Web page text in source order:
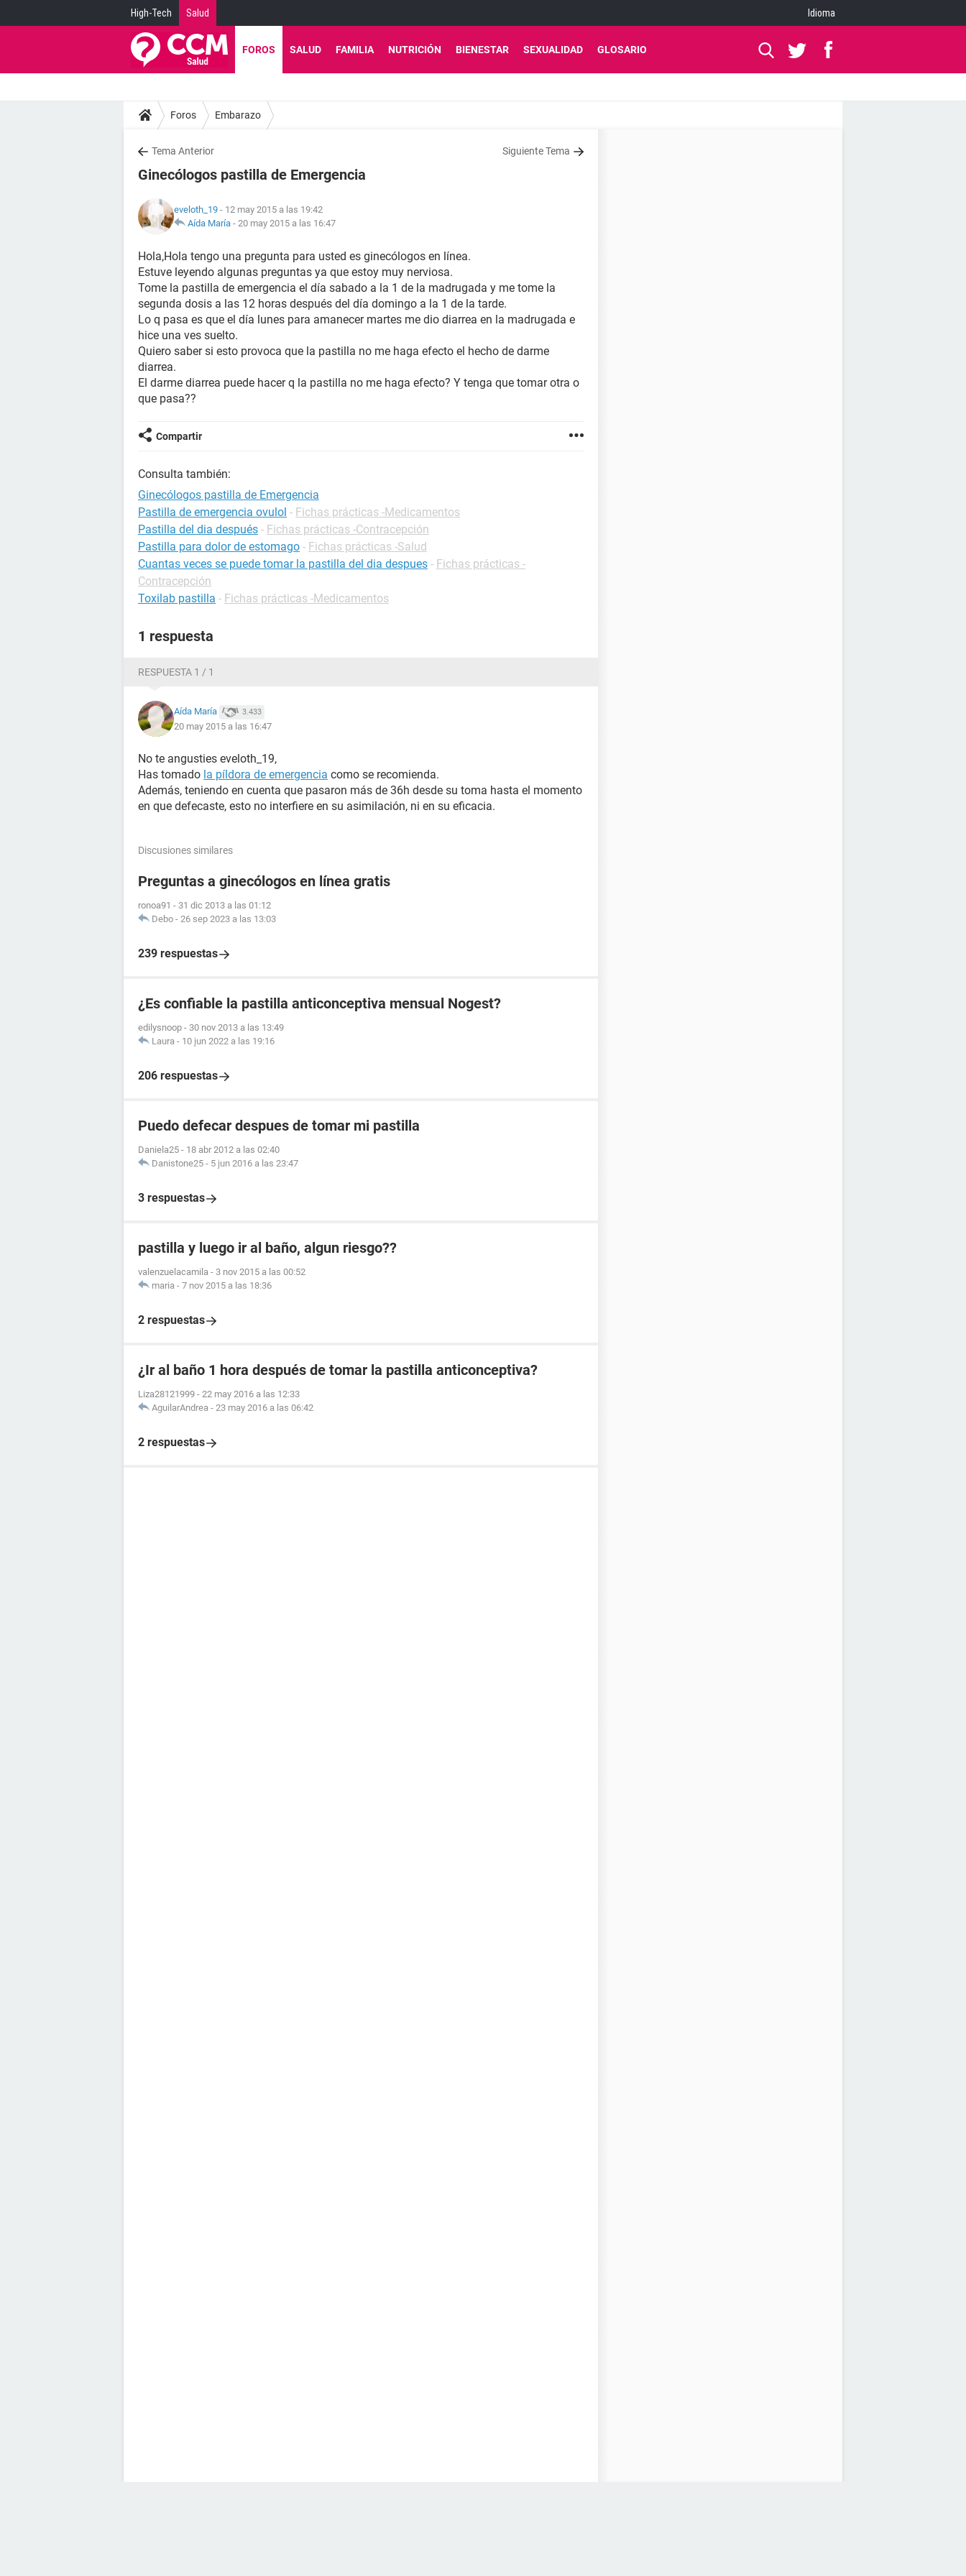
High-Tech Salud Idioma
FOROS SALUD FAMILIA NUTRICIÓN BIENESTAR SEXUALIDAD GLOSARIO
Foros Embarazo
Tema Anterior Siguiente Tema
Ginecólogos pastilla de Emergencia
eveloth_19 - 12 may 2015 a las 19:42
Aída María - 20 may 2015 a las 16:47
Hola,Hola tengo una pregunta para usted es ginecólogos en línea.
Estuve leyendo algunas preguntas ya que estoy muy nerviosa.
Tome la pastilla de emergencia el día sabado a la 1 de la madrugada y me tome la
segunda dosis a las 12 horas después del día domingo a la 1 de la tarde.
Lo q pasa es que el día lunes para amanecer martes me dio diarrea en la madrugada e
hice una ves suelto.
Quiero saber si esto provoca que la pastilla no me haga efecto el hecho de darme
diarrea.
El darme diarrea puede hacer q la pastilla no me haga efecto? Y tenga que tomar otra o
que pasa??
Compartir
Consulta también:
Ginecólogos pastilla de Emergencia
Pastilla de emergencia ovulol - Fichas prácticas -Medicamentos
Pastilla del dia después - Fichas prácticas -Contracepción
Pastilla para dolor de estomago - Fichas prácticas -Salud
Cuantas veces se puede tomar la pastilla del dia despues - Fichas prácticas -
Contracepción
Toxilab pastilla - Fichas prácticas -Medicamentos
1 respuesta
RESPUESTA 1 / 1
Aída María 3.433
20 may 2015 a las 16:47
No te angusties eveloth_19,
Has tomado la píldora de emergencia como se recomienda.
Además, teniendo en cuenta que pasaron más de 36h desde su toma hasta el momento
en que defecaste, esto no interfiere en su asimilación, ni en su eficacia.
Discusiones similares
Preguntas a ginecólogos en línea gratis
ronoa91 - 31 dic 2013 a las 01:12
Debo - 26 sep 2023 a las 13:03
239 respuestas
¿Es confiable la pastilla anticonceptiva mensual Nogest?
edilysnoop - 30 nov 2013 a las 13:49
Laura - 10 jun 2022 a las 19:16
206 respuestas
Puedo defecar despues de tomar mi pastilla
Daniela25 - 18 abr 2012 a las 02:40
Danistone25 - 5 jun 2016 a las 23:47
3 respuestas
pastilla y luego ir al baño, algun riesgo??
valenzuelacamila - 3 nov 2015 a las 00:52
maria - 7 nov 2015 a las 18:36
2 respuestas
¿Ir al baño 1 hora después de tomar la pastilla anticonceptiva?
Liza28121999 - 22 may 2016 a las 12:33
AguilarAndrea - 23 may 2016 a las 06:42
2 respuestas